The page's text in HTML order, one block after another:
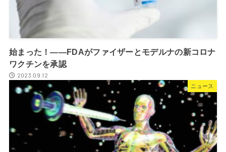
始まった！――FDAがファイザーとモデルナの新コロナ
ワクチンを承認
2023.09.12
ニュース